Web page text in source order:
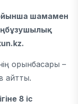
шамамен
орынбасары –
айтты.
8 іс